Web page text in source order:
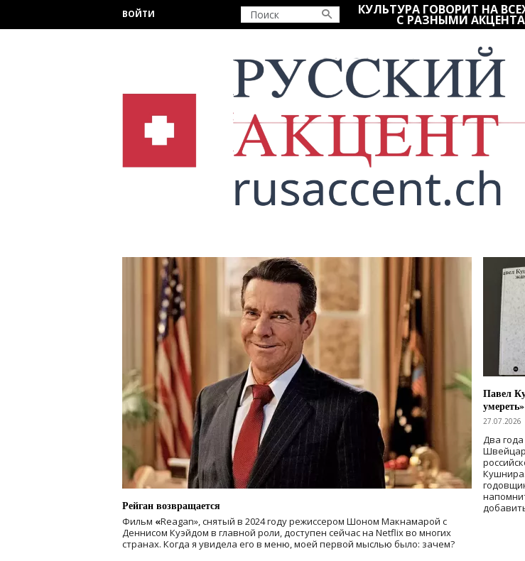
ВОЙТИ КУЛЬТУРА ГОВОРИТ НА
С РАЗНЫМИ
Рейган возвращается
Фильм «Reagan», снятый в 2024 годурежиссером Шоном Макнамарой с
Деннисом Куэйдом в главной роли, доступен сейчас на Netflix во многих
странах. Когда я увидела его в меню, моей первой мыслью было: зачем?
Павел
умереть»
27.07.2026
Два